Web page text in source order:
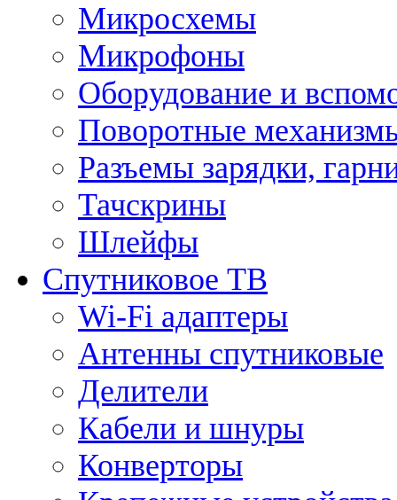
Микросхемы
Микрофоны
Оборудование и
Поворотные
Разъемы зарядки,
Тачскрины
Шлейфы
Спутниковое ТВ
Wi-Fi адаптеры
Антенны спутниковые
Делители
Кабели и шнуры
Конверторы